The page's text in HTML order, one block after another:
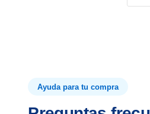
Ayuda para tu compra